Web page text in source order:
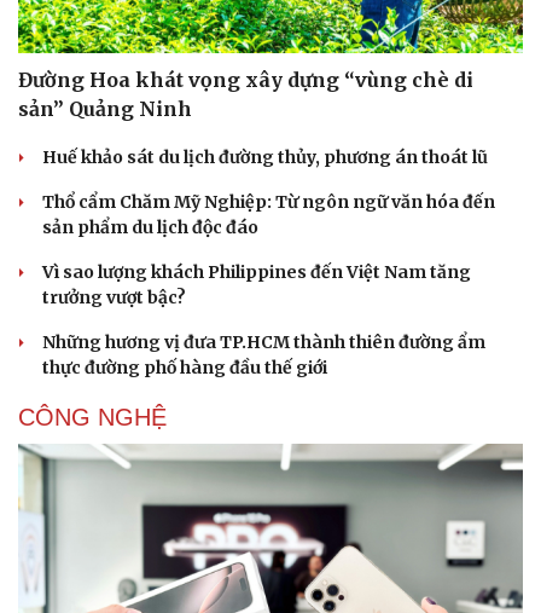
Đường Hoa khát vọng xây dựng “vùng chè di
sản” Quảng Ninh
Huế khảo sát du lịch đường thủy, phương án thoát lũ
Thổ cẩm Chăm Mỹ Nghiệp: Từ ngôn ngữ văn hóa đến
sản phẩm du lịch độc đáo
Vì sao lượng khách Philippines đến Việt Nam tăng
trưởng vượt bậc?
Những hương vị đưa TP.HCM thành thiên đường ẩm
thực đường phố hàng đầu thế giới
CÔNG NGHỆ